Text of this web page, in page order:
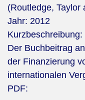
(Routledge, Taylor
Jahr: 2012
Kurzbeschreibung:
Der Buchbeitrag
der Finanzierung
internationalen
PDF: